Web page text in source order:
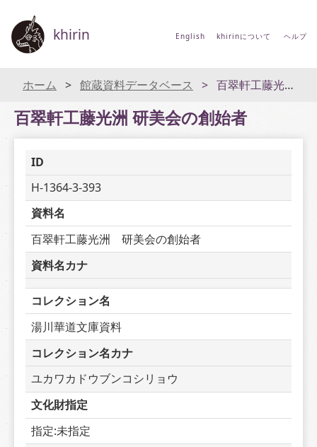
khirin English khirinについて ヘルプ
ホーム 館蔵資料データベース 百翠軒工藤光洲 研美会の創始者
百翠軒工藤光洲 研美会の創始者
ID
H-1364-3-393
資料名
百翠軒工藤光洲　研美会の創始者
資料名カナ
コレクション名
湯川華道文庫資料
コレクション名カナ
ユカワカドウブンコシリョウ
文化財指定
指定:未指定